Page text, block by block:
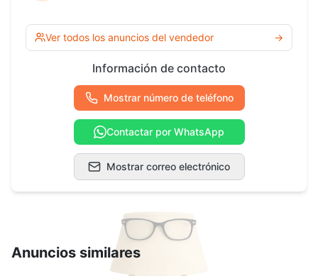
Ver todos los anuncios del vendedor →
Información de contacto
Mostrar número de teléfono
Contactar por WhatsApp
Mostrar correo electrónico
Anuncios similares